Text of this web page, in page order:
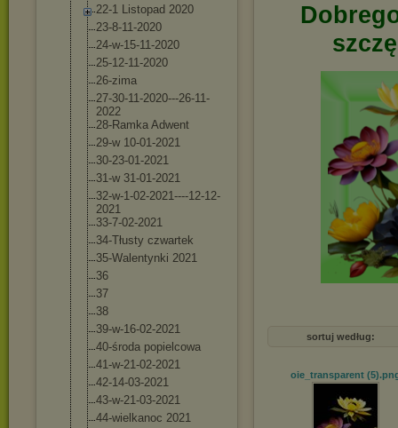
22-1 Listopad 2020
23-8-11-2020
24-w-15-11-2020
25-12-11-2020
26-zima
27-30-11-2020---26-11-
2022
28-Ramka Adwent
29-w 10-01-2021
30-23-01-2021
31-w 31-01-2021
32-w-1-02-2021----12-12-
2021
33-7-02-2021
34-Tłusty czwartek
35-Walentynki 2021
36
37
38
39-w-16-02-2021
40-środa popielcowa
41-w-21-02-2021
42-14-03-2021
43-w-21-03-2021
44-wielkanoc 2021
sortuj według:
oie_transparent (5)